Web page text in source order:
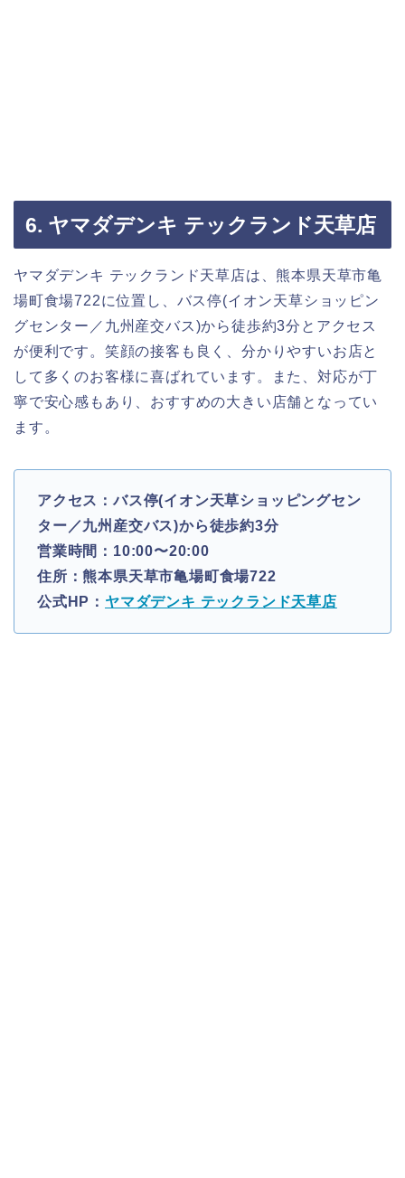
6. ヤマダデンキ テックランド天草店
ヤマダデンキ テックランド天草店は、熊本県天草市亀
場町食場722に位置し、バス停(イオン天草ショッピン
グセンター／九州産交バス)から徒歩約3分とアクセス
が便利です。笑顔の接客も良く、分かりやすいお店と
して多くのお客様に喜ばれています。また、対応が丁
寧で安心感もあり、おすすめの大きい店舗となってい
ます。
アクセス：バス停(イオン天草ショッピングセン
ター／九州産交バス)から徒歩約3分
営業時間：10:00〜20:00
住所：熊本県天草市亀場町食場722
公式HP： ヤマダデンキ テックランド天草店